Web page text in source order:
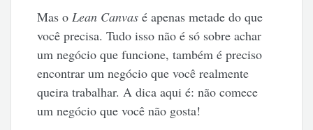
Mas oLean Canvas é apenas metade do que
você precisa. Tudo isso não é só sobre achar
um negócio que funcione, também é preciso
encontrar um negócio que você realmente
queira trabalhar. A dica aqui é: não comece
um negócio que você não gosta!